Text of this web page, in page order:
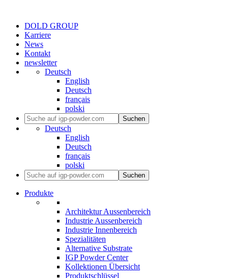
DOLD GROUP
Karriere
News
Kontakt
newsletter
Deutsch
English
Deutsch
français
polski
Suchen
Deutsch
English
Deutsch
français
polski
Suchen
Produkte
Architektur Aussenbereich
Industrie Aussenbereich
Industrie Innenbereich
Spezialitäten
Alternative Substrate
IGP Powder Center
Kollektionen Übersicht
Produktschlüssel